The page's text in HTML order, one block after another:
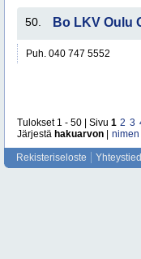
50. Bo LKV Oulu
Puh. 040 747 5552
Tulokset 1 - 50 | Sivu 1 2 3
Järjestä hakuarvon nimen
Rekisteriseloste